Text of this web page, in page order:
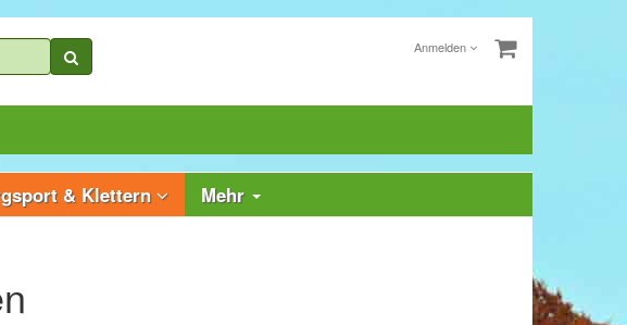
Anmelden
& Klettern Mehr